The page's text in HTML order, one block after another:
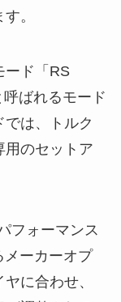
。
ード「RS
ばれるモード
は、トルク
用のセットア
フォーマンス
メーカーオプ
に合わせ、